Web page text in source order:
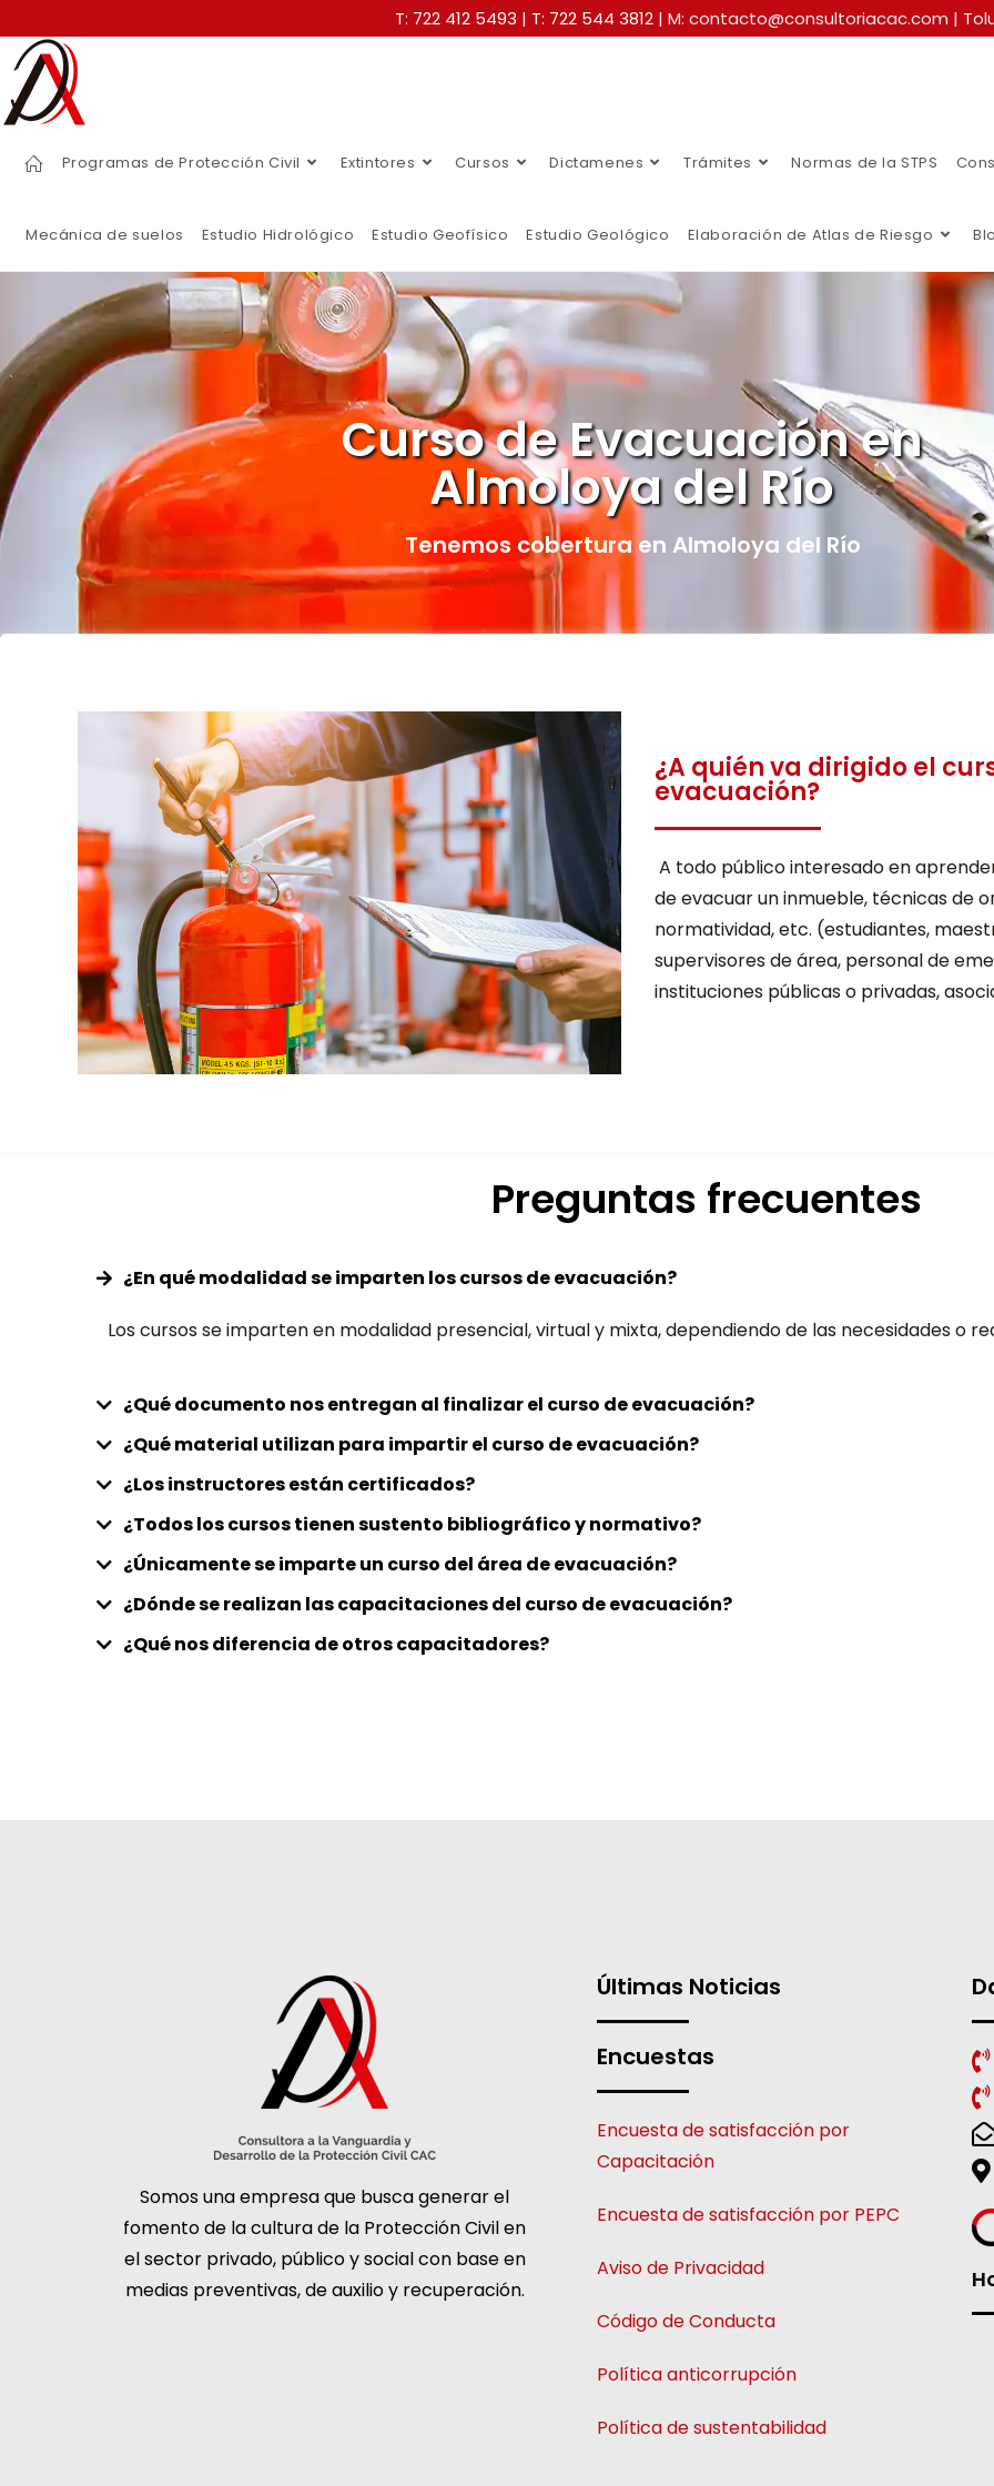
T: 722 412 5493 | T: 722 544 3812 | M: contacto@consultoriacac.com |
Programas de Protección Civil Extintores Cursos Dictamenes Trámites Normas de la STPS
Mecánica de suelos Estudio Hidrológico Estudio Geofísico Estudio Geológico Elaboración de Atlas de Riesgo
Curso de Evacuación en
Almoloya del Río
Tenemos cobertura en Almoloya del Río
¿A quién va dirigido el
evacuación?
A todo público interesado en
de evacuar un inmueble, técnicas de
normatividad, etc. (estudiantes,
supervisores de área, personal de
instituciones públicas o privadas,
Preguntas frecuentes
¿En qué modalidad se imparten los cursos de evacuación?
Los cursos se imparten en modalidad presencial, virtual y mixta, dependiendo de las necesidades o
¿Qué documento nos entregan al finalizar el curso de evacuación?
¿Qué material utilizan para impartir el curso de evacuación?
¿Los instructores están certificados?
¿Todos los cursos tienen sustento bibliográfico y normativo?
¿Únicamente se imparte un curso del área de evacuación?
¿Dónde se realizan las capacitaciones del curso de evacuación?
¿Qué nos diferencia de otros capacitadores?
Somos una empresa que busca generar el
fomento de la cultura de la Protección Civil en
el sector privado, público y social con base en
medias preventivas, de auxilio y recuperación.
Últimas Noticias
Encuestas
Encuesta de satisfacción por
Capacitación
Encuesta de satisfacción por PEPC
Aviso de Privacidad
Código de Conducta
Política anticorrupción
Política de sustentabilidad